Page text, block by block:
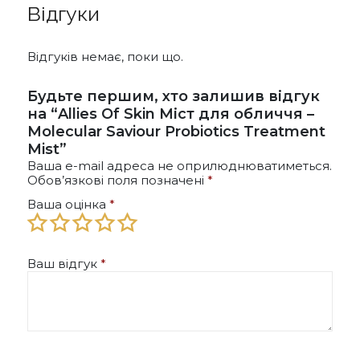
Відгуки
Відгуків немає, поки що.
Будьте першим, хто залишив відгук
на “Allies Of Skin Міст для обличчя –
Molecular Saviour Probiotics Treatment
Mist”
Ваша e-mail адреса не оприлюднюватиметься.
Обов’язкові поля позначені *
Ваша оцінка *
Ваш відгук *